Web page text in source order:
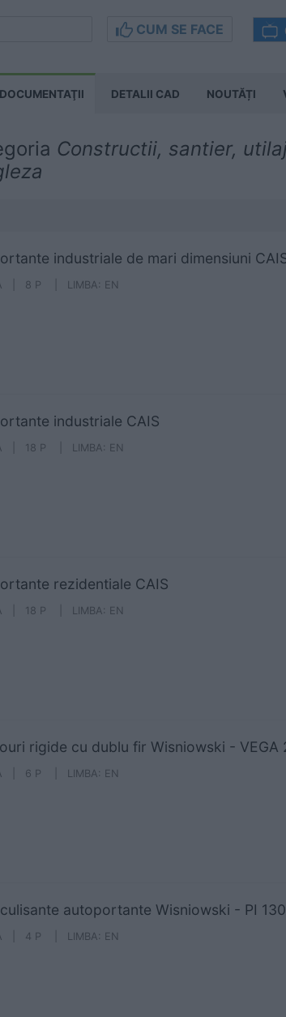
CUM SE FACE
DOCUMENTAŢII DETALII CAD NOUTĂȚI
Constructii, santier,
industriale de mari dimensiuni
| 8 P | LIMBA: EN
industriale CAIS
| 18 P | LIMBA: EN
rezidentiale CAIS
| 18 P | LIMBA: EN
rigide cu dublu fir Wisniowski - VEGA
| 6 P | LIMBA: EN
autoportante Wisniowski - PI
| 4 P | LIMBA: EN